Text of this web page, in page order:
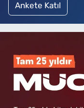
Ankete Katıl